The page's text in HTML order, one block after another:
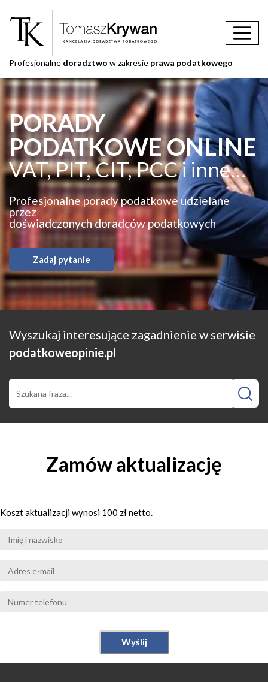
Profesjonalne doradztwo w zakresie prawa podatkowego
PORADY
PODATKOWE ONLINE
VAT, PIT, CIT, PCC i inne…
Profesjonalne porady podatkowe udzielane
przez
doświadczonych doradców podatkowych
Zadaj pytanie
Wyszukaj interesujące zagadnienie w serwisie
podatkoweopinie.pl
Zamów aktualizację
Koszt aktualizacji wynosi 100 zł netto.